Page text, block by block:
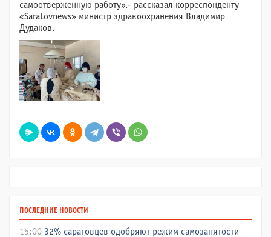
самоотверженную работу»,- рассказал корреспонденту
«Saratovnews» министр здравоохранения Владимир
Дудаков.
ПОСЛЕДНИЕ НОВОСТИ
15:00 32% саратовцев одобряют режим самозанятости